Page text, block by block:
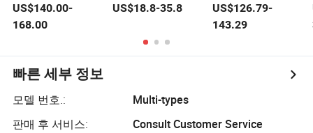
화 슬라이딩 게이
트
US$140.00-
168.00
문 안전 잠금 장치
US$18.8-35.8
안 자동 전기 원격
진입로 펜스 수동
US$126.79-
143.29
빠른 세부 정보
모델 번호.:
Multi-types
판매 후 서비스:
Consult Customer Service